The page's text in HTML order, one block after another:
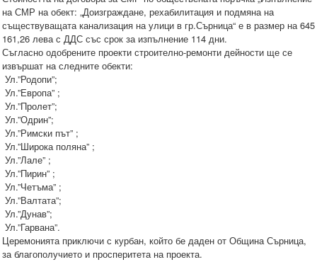
на СМР на обект: „Доизграждане, рехабилитация и подмяна на
съществуващата канализация на улици в гр.Сърница“ е в размер на 645
161,26 лева с ДДС със срок за изпълнение 114 дни.
Съгласно одобрените проекти строително-ремонти дейности ще се
извършат на следните обекти:
Ул.”Родопи”;
Ул.”Европа” ;
Ул.”Пролет”;
Ул.”Одрин”;
Ул.”Римски път” ;
Ул.”Широка поляна” ;
Ул.”Лале” ;
Ул.”Пирин” ;
Ул.”Четъма” ;
Ул.”Валтата”;
Ул.”Дунав”;
Ул.”Гарвана”.
Церемонията приключи с курбан, който бе даден от Община Сърница,
за благополучието и просперитета на проекта.